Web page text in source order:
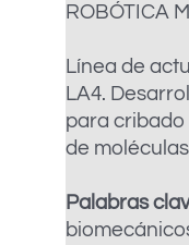
ROBÓTICA
Línea de
LA4.
para cribado
de
Palabras